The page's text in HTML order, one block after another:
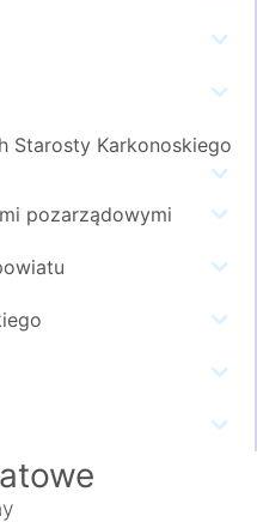
Starosty Karkonoskiego
pozarządowymi